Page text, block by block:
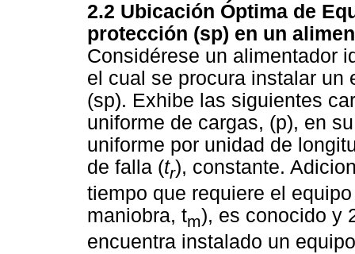
2.2 Ubicación Óptima de
protección (sp) en un
Considérese un alimentador
el cual se procura instalar un
(sp). Exhibe las siguientes
uniforme de cargas, (p), en
uniforme por unidad de
de falla (tr), constante.
tiempo que requiere el
maniobra, tm), es conocido y
encuentra instalado un